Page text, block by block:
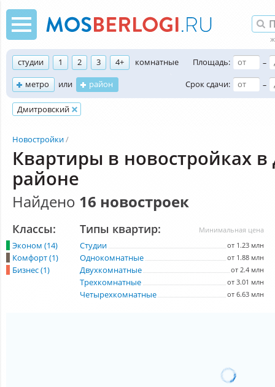
студии 1 2 3 4+
комнатные
метро
или район
Площадь:
–
Срок сдачи:
–
Дмитровский
Новостройки
Квартиры в новостройках
районе
Найдено 16 новостроек
Классы:
Эконом (14)
Комфорт (1)
Бизнес (1)
Минимальная цена
Типы квартир:
Студии от 1.23 млн
Однокомнатные от 1.88 млн
Двухкомнатные от 2.4 млн
Трехкомнатные от 3.01 млн
Четырехкомнатные от 6.63 млн